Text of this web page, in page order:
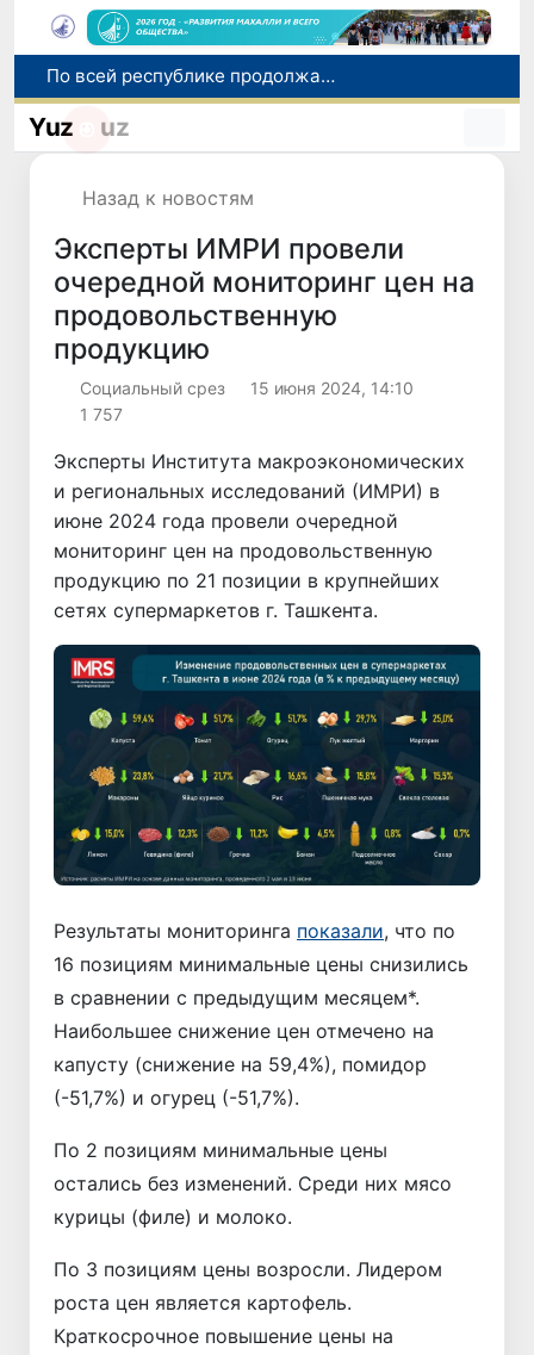
По всей республике продолжаются мероприятия в рамках акции «Актуальные 40 дней»
Оказавшийся в сложной ситуации в Германии соотечественник возвращен в Узбекистан
Yuz uz
Назад к новостям
Эксперты ИМРИ провели
очередной мониторинг цен на
продовольственную
продукцию
Социальный срез
15 июня 2024, 14:10
1 757
Эксперты Института макроэкономических
и региональных исследований (ИМРИ) в
июне 2024 года провели очередной
мониторинг цен на продовольственную
продукцию по 21 позиции в крупнейших
сетях супермаркетов г. Ташкента.
Результаты мониторинга показали, что по
16 позициям минимальные цены снизились
в сравнении с предыдущим месяцем*.
Наибольшее снижение цен отмечено на
капусту (снижение на 59,4%), помидор
(-51,7%) и огурец (-51,7%).
По 2 позициям минимальные цены
остались без изменений. Среди них мясо
курицы (филе) и молоко.
По 3 позициям цены возросли. Лидером
роста цен является картофель.
Краткосрочное повышение цены на